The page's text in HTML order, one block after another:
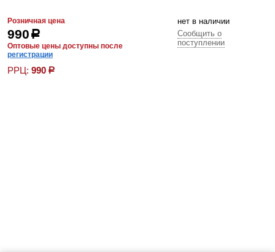
Розничная цена
990р
Оптовые цены доступны после
регистрации
РРЦ: 990 р
нет в наличии
Сообщить о
поступлении